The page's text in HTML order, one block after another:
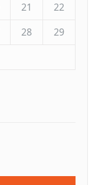
21
22
28
29